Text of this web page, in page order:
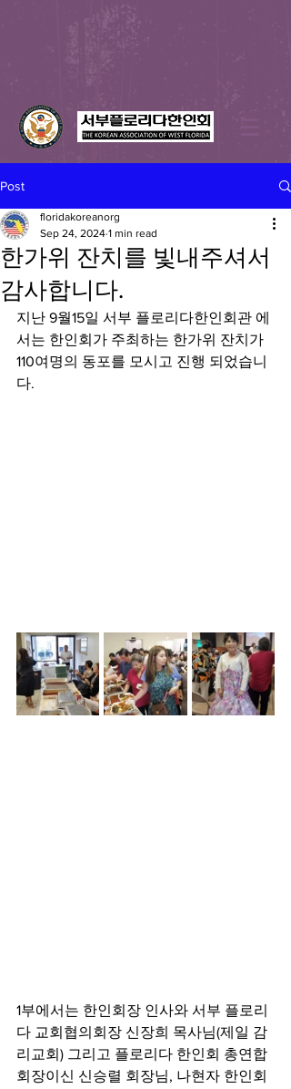
Post
한가위 잔치를 빛내주셔서
감사합니다.
floridakoreanorg
Sep 24, 2024 1 min read
지난 9월15일 서부 플로리다한인회관 에
서는 한인회가 주최하는 한가위 잔치가
110여명의 동포를 모시고 진행 되었습니
다.
1부에서는 한인회장 인사와 서부 플로리
다 교회협의회장 신장희 목사님(제일 감
리교회) 그리고 플로리다 한인회 총연합
회장이신 신승렬 회장님, 나현자 한인회